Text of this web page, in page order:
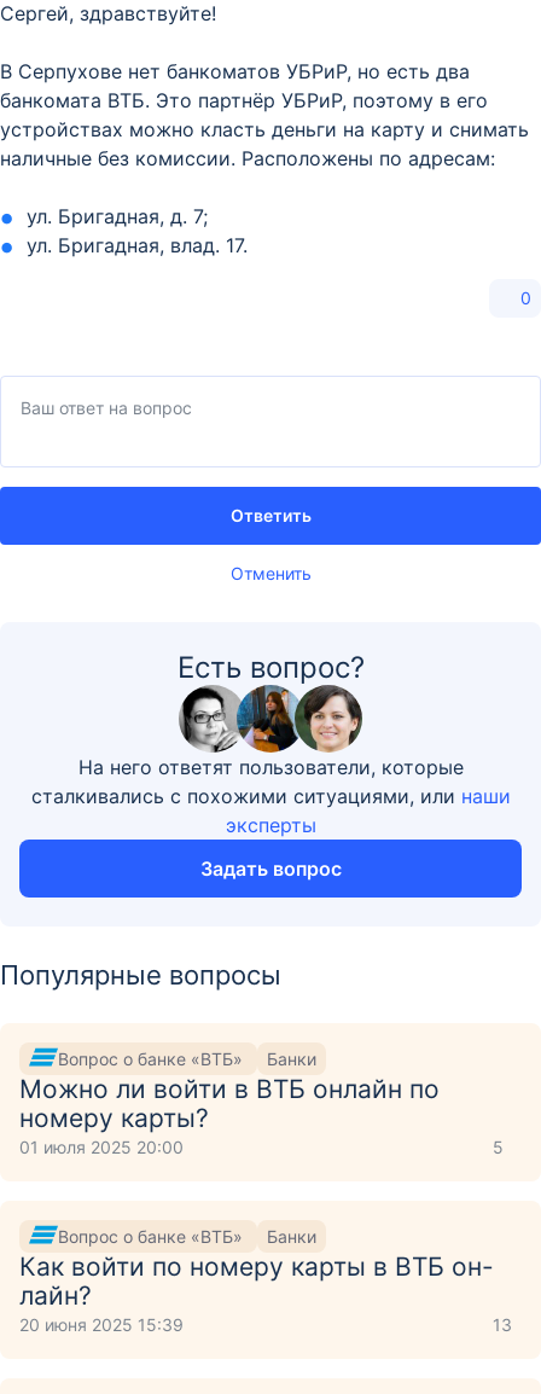
Сергей, здравствуйте!
В Серпухове нет банкоматов УБРиР, но есть два
банкомата ВТБ. Это партнёр УБРиР, поэтому в его
устройствах можно класть деньги на карту и снимать
наличные без комиссии. Расположены по адресам:
ул. Бригадная, д. 7;
ул. Бригадная, влад. 17.
0
Отменить
Ответить
Есть вопрос?
На него ответят пользователи, которые
сталкивались с похожими ситуациями, или наши
эксперты
Задать вопрос
Популярные вопросы
Вопрос о банке «ВТБ» Банки
Можно ли войти в ВТБ онлайн по
номеру карты?
01 июля 2025 20:00 5
Вопрос о банке «ВТБ» Банки
Как войти по номеру карты в ВТБ он-
лайн?
20 июня 2025 15:39 13